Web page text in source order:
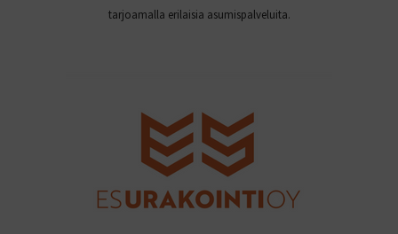
tarjoamalla erilaisia asumispalveluita.